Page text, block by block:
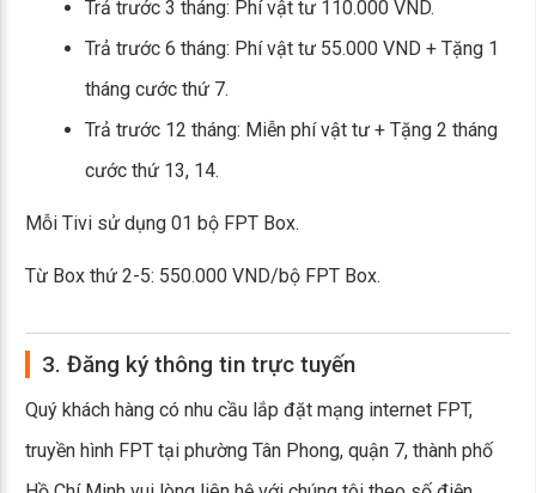
Trả trước 3 tháng: Phí vật tư 110.000 VND.
Trả trước 6 tháng: Phí vật tư 55.000 VND + Tặng 1
tháng cước thứ 7.
Trả trước 12 tháng: Miễn phí vật tư + Tặng 2 tháng
cước thứ 13, 14.
Mỗi Tivi sử dụng 01 bộ FPT Box.
Từ Box thứ 2-5: 550.000 VND/bộ FPT Box.
3. Đăng ký thông tin trực tuyến
Quý khách hàng có nhu cầu lắp đặt mạng internet FPT,
truyền hình FPT tại phường Tân Phong, quận 7, thành phố